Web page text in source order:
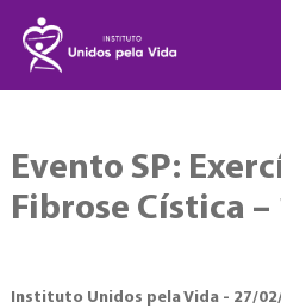
Evento SP:
Fibrose Cística –
Instituto Unidos pela Vida - 27/